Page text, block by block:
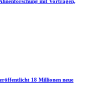
18 Millionen neue